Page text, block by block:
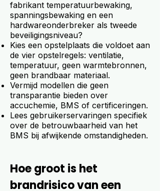
fabrikant temperatuurbewaking,
spanningsbewaking en een
hardwareonderbreker als tweede
beveiligingsniveau?
Kies een opstelplaats die voldoet aan
de vier opstelregels: ventilatie,
temperatuur, geen warmtebronnen,
geen brandbaar materiaal.
Vermijd modellen die geen
transparantie bieden over
accuchemie, BMS of certificeringen.
Lees gebruikerservaringen specifiek
over de betrouwbaarheid van het
BMS bij afwijkende omstandigheden.
Hoe groot is het
brandrisico van een